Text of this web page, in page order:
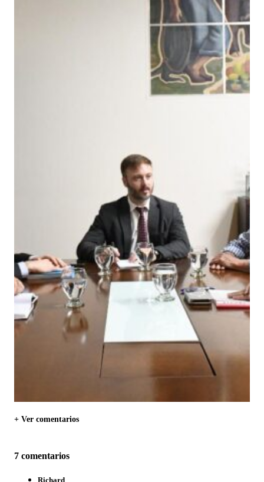
+ Ver comentarios
7 comentarios
Richard